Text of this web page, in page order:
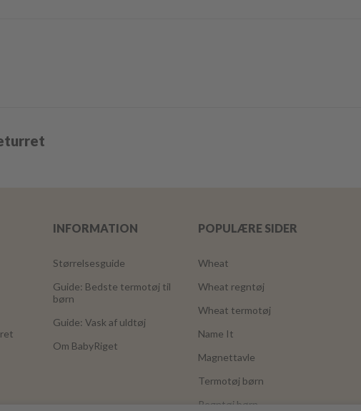
INFORMATION
Størrelsesguide
Guide: Bedste termotøj til
børn
Guide: Vask af uldtøj
Om BabyRiget
POPULÆRE SIDER
Wheat
Wheat regntøj
Wheat termotøj
Name It
Magnettavle
Termotøj børn
Regntøj børn